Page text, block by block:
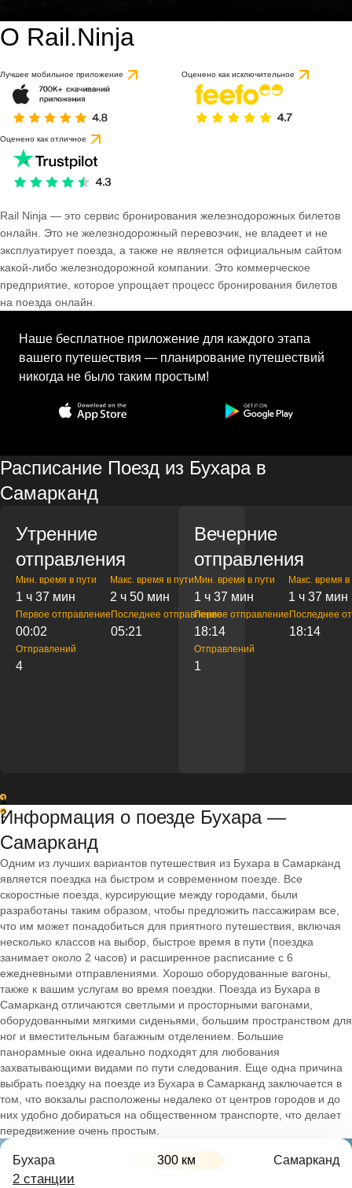
О Rail.Ninja
Лучшее мобильное приложение Оценено как исключительное
Оценено как отличное
Rail Ninja — это сервис бронирования железнодорожных билетов
онлайн. Это не железнодорожный перевозчик, не владеет и не
эксплуатирует поезда, а также не является официальным сайтом
какой-либо железнодорожной компании. Это коммерческое
предприятие, которое упрощает процесс бронирования билетов
на поезда онлайн.
Наше бесплатное приложение для каждого этапа
вашего путешествия — планирование путешествий
никогда не было таким простым!
Расписание Поезд из Бухара в
Самарканд
Утренние
отправления
Мин. время в пути
1 ч 37 мин
Макс. время в пути
2 ч 50 мин
Первое отправление
00:02
Последнее отправление
05:21
Отправлений
4
Вечерние
отправления
Мин. время в пути
1 ч 37 мин
Макс. время в
1 ч 37 мин
Первое отправление
18:14
Последнее
18:14
Отправлений
1
1
2
Информация о поезде Бухара —
Самарканд
Одним из лучших вариантов путешествия из Бухара в Самарканд
является поездка на быстром и современном поезде. Все
скоростные поезда, курсирующие между городами, были
разработаны таким образом, чтобы предложить пассажирам все,
что им может понадобиться для приятного путешествия, включая
несколько классов на выбор, быстрое время в пути (поездка
занимает около 2 часов) и расширенное расписание с 6
ежедневными отправлениями. Хорошо оборудованные вагоны,
также к вашим услугам во время поездки. Поезда из Бухара в
Самарканд отличаются светлыми и просторными вагонами,
оборудованными мягкими сиденьями, большим пространством для
ног и вместительным багажным отделением. Большие
панорамные окна идеально подходят для любования
захватывающими видами по пути следования. Еще одна причина
выбрать поездку на поезде из Бухара в Самарканд заключается в
том, что вокзалы расположены недалеко от центров городов и до
них удобно добираться на общественном транспорте, что делает
передвижение очень простым.
Бухара 300 км Самарканд
2 станции
на основе 1 отзыва